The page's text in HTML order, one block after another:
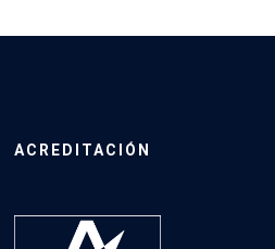
ACREDITACIÓN